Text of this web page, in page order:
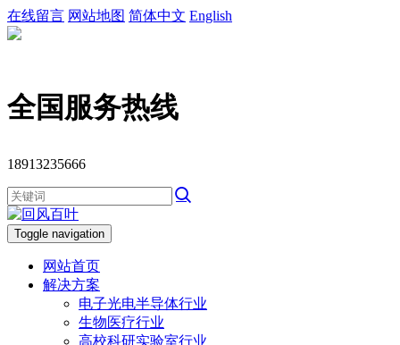
在线留言 网站地图 简体中文 English
全国服务热线
18913235666
Toggle navigation
网站首页
解决方案
电子光电半导体行业
生物医疗行业
高校科研实验室行业